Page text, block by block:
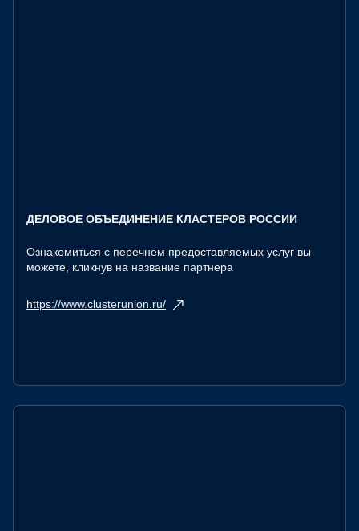
ДЕЛОВОЕ ОБЪЕДИНЕНИЕ КЛАСТЕРОВ РОССИИ
Ознакомиться с перечнем предоставляемых услуг вы
можете, кликнув на название партнера
https://www.clusterunion.ru/